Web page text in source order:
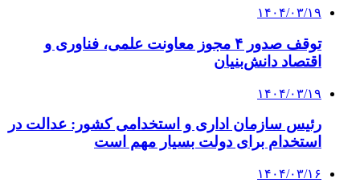
۱۴۰۴/۰۳/۱۹
توقف صدور ۴ مجوز معاونت علمی، فناوری و
اقتصاد دانش‌بنیان
۱۴۰۴/۰۳/۱۹
رئیس سازمان اداری و استخدامی کشور: عدالت⁩ در
استخدام⁩ برای ⁧دولت⁩ بسیار مهم است
۱۴۰۴/۰۳/۱۶